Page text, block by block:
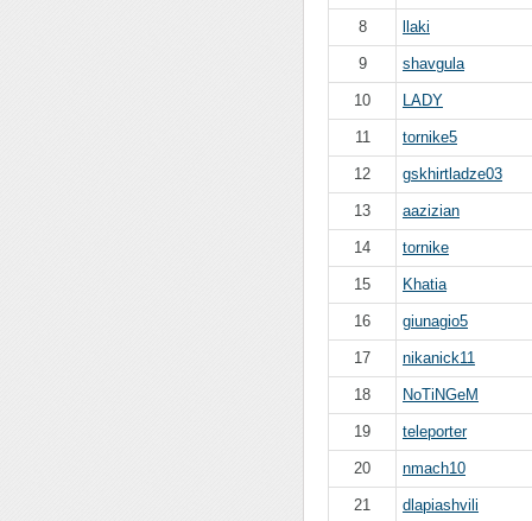
8 llaki
9 shavgula
10 LADY
11 tornike5
12 gskhirtladze03
13 aazizian
14 tornike
15 Khatia
16 giunagio5
17 nikanick11
18 NoTiNGeM
19 teleporter
20 nmach10
21 dlapiashvili